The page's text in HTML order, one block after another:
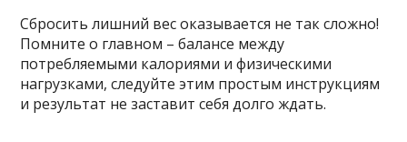
Сбросить лишний вес оказывается не так сложно!
Помните о главном – балансе между
потребляемыми калориями и физическими
нагрузками, следуйте этим простым инструкциям
и результат не заставит себя долго ждать.